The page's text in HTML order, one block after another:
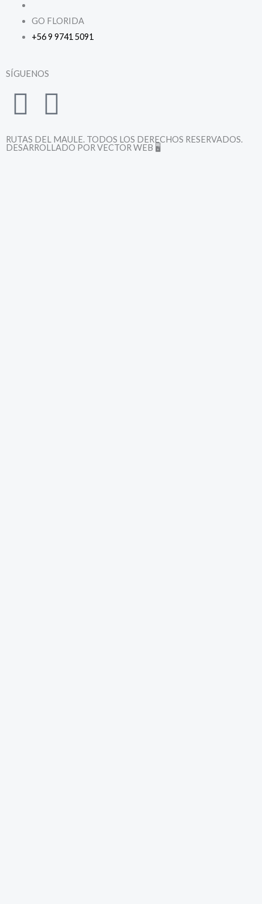
GO FLORIDA
+56 9 9741 5091
SÍGUENOS
F
a
c
I
n
s
RUTAS DEL MAULE. TODOS LOS DERECHOS RESERVADOS.
DESARROLLADO POR VECTOR WEB 🖥️